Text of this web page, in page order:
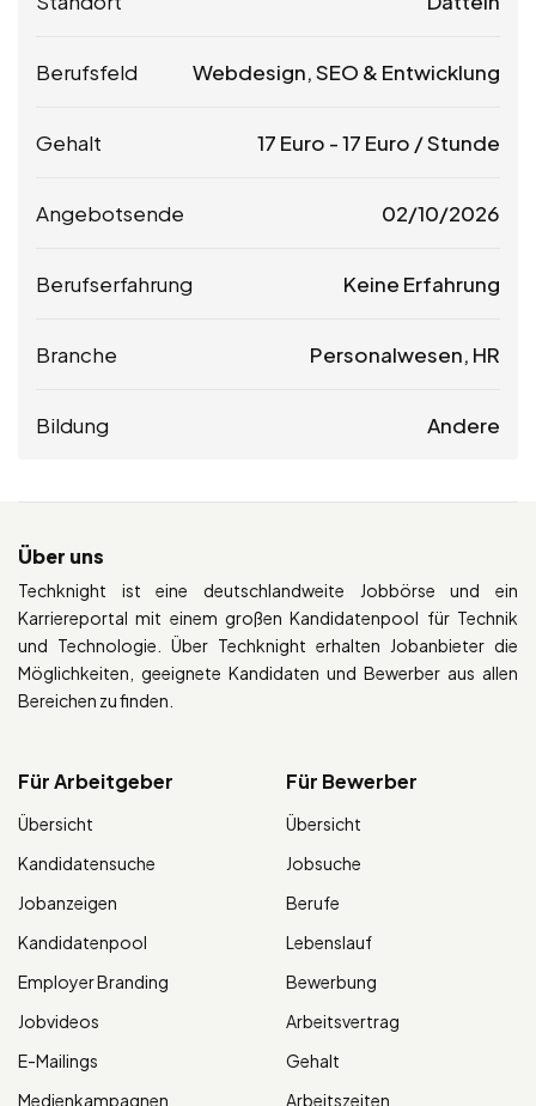
Berufsfeld Webdesign, SEO & Entwicklung
Gehalt 17 Euro -17 Euro / Stunde
Angebotsende 02/10/2026
Berufserfahrung Keine Erfahrung
Branche Personalwesen, HR
Bildung Andere
Über uns
Techknight ist eine deutschlandweite Jobbörse und ein
Karriereportal mit einem großen Kandidatenpool für Technik
und Technologie. Über Techknight erhalten Jobanbieter die
Möglichkeiten, geeignete Kandidaten und Bewerber aus allen
Bereichen zu finden.
Für Arbeitgeber
Übersicht
Kandidatensuche
Jobanzeigen
Kandidatenpool
Employer Branding
Jobvideos
E-Mailings
Medienkampagnen
Für Bewerber
Übersicht
Jobsuche
Berufe
Lebenslauf
Bewerbung
Arbeitsvertrag
Gehalt
Arbeitszeiten